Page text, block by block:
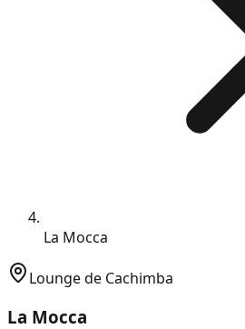
La Mocca
Lounge de Cachimba
La Mocca